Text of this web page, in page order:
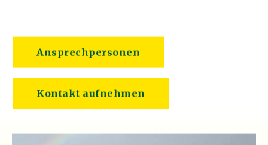
Ansprechpersonen
Kontakt aufnehmen